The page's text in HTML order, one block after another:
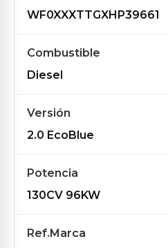
WF0XXXTTGXHP39661
Combustible
Diesel
Versión
2.0 EcoBlue
Potencia
130CV 96KW
Ref.Marca